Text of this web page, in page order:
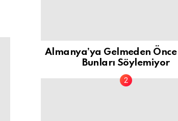
Almanya’ya Gelmeden
Bunları Söylemiyor